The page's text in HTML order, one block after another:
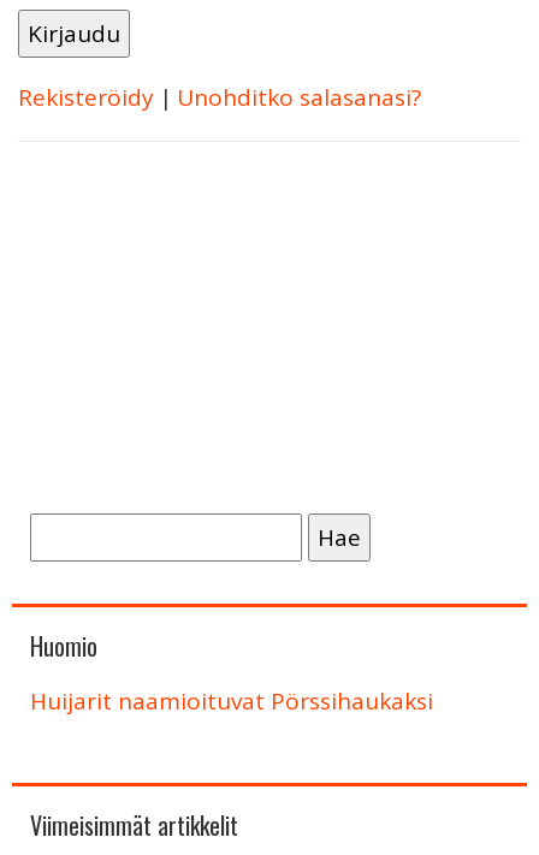
Rekisteröidy | Unohditko salasanasi?
Huomio
Huijarit naamioituvat Pörssihaukaksi
Viimeisimmät artikkelit